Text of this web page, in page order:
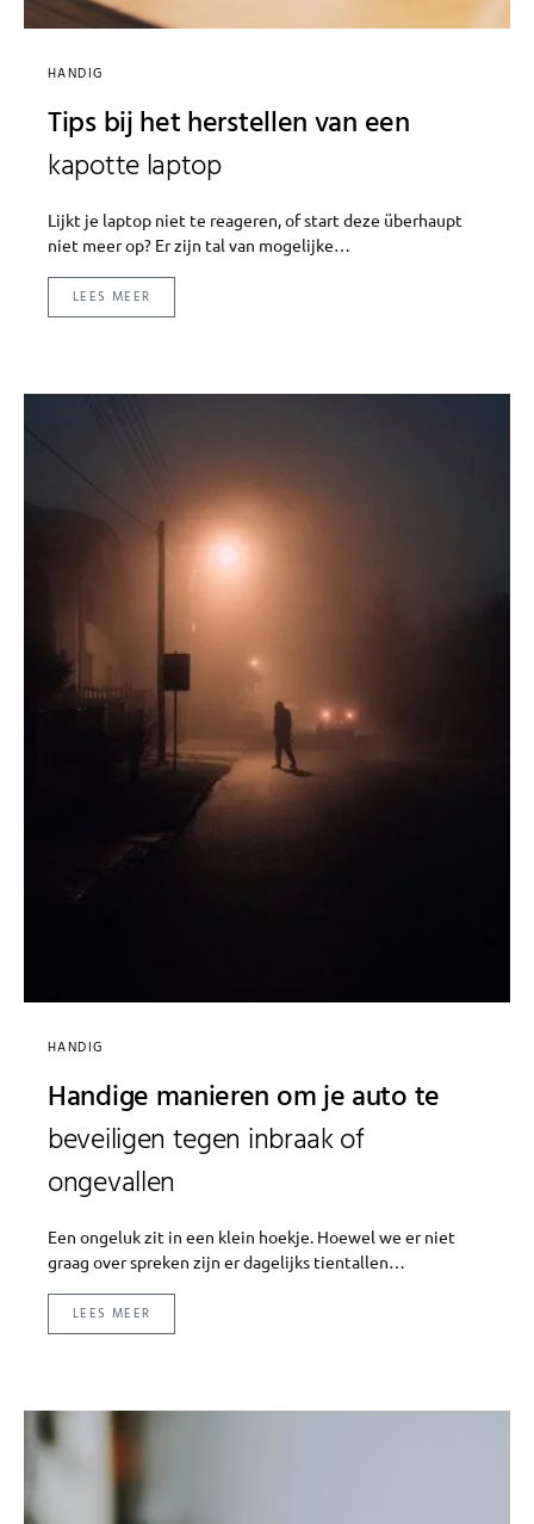
HANDIG
Tips bij het herstellen van een
kapotte laptop
Lijkt je laptop niet te reageren, of start deze überhaupt
niet meer op? Er zijn tal van mogelijke…
LEES MEER
HANDIG
Handige manieren om je auto te
beveiligen tegen inbraak of
ongevallen
Een ongeluk zit in een klein hoekje. Hoewel we er niet
graag over spreken zijn er dagelijks tientallen…
LEES MEER